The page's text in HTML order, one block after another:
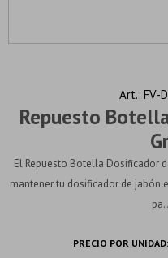
Repuesto
FV-
El Repuesto Botella Dosificador
mantener tu dosificador de jabón
PRECIO POR UNIDAD: